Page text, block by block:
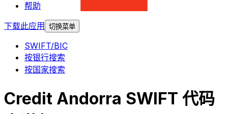
帮助
下载此应用
切换菜单
SWIFT/BIC
按银行搜索
按国家搜索
Credit Andorra SWIFT 代码